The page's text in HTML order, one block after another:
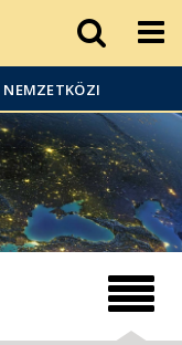
NEMZETKÖZI